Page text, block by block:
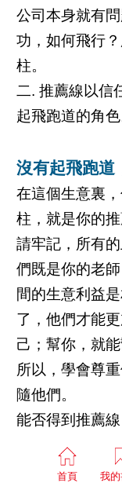
公司本身就有
功，如何飛行
柱。
二. 推薦線以信
起飛跑道的角色
沒有起飛跑道
在這個生意裏
柱，就是你的
請牢記，所有
們既是你的老
間的生意利益
了，他們才能
己；幫你，就能
所以，學會尊
隨他們。
能否得到推薦
捷的資訊傳遞？
首頁 我